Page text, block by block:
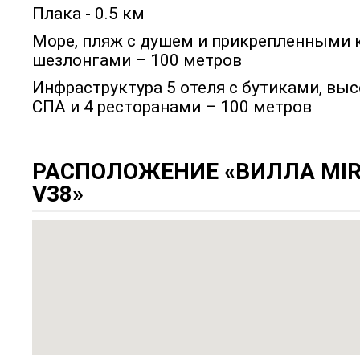
Плака - 0.5 км
Море, пляж с душем и прикрепленными
шезлонгами – 100 метров
Инфраструктура 5 отеля с бутиками,
СПА и 4 ресторанами – 100 метров
РАСПОЛОЖЕНИЕ «ВИЛЛА
V38»